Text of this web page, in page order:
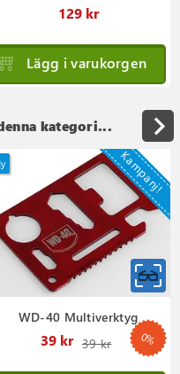
129 kr
Lägg i varukorgen
kategori...
Kampanj!
WD-40 Multiverktyg
39 kr 39 kr
pris
0%